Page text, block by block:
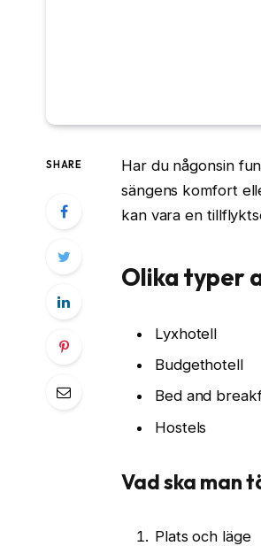
SHARE
Har du någonsin
sängens komfort
kan vara en
Olika typer
Lyxhotell
Budgethotell
Bed and
Hostels
Vad ska man
Plats och läge